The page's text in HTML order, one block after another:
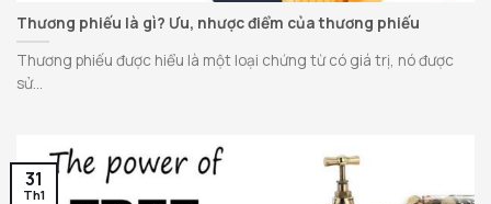
Thương phiếu là gì? Ưu, nhược điểm của thương phiếu
Thương phiếu được hiểu là một loại chứng từ có giá trị, nó được
sử...
31
Th1